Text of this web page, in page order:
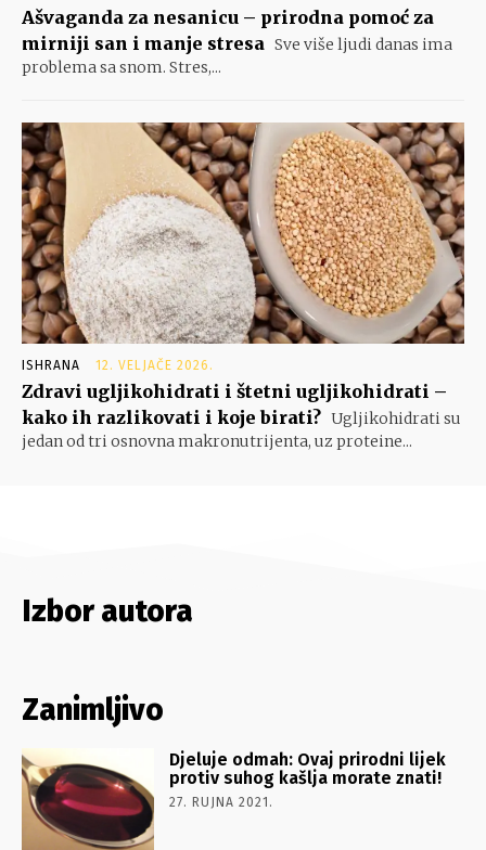
Ašvaganda za nesanicu – prirodna pomoć za
mirniji san i manje stresa Sve više ljudi danas ima
problema sa snom. Stres,...
ISHRANA 12. VELJAČE 2026.
Zdravi ugljikohidrati i štetni ugljikohidrati –
kako ih razlikovati i koje birati? Ugljikohidrati su
jedan od tri osnovna makronutrijenta, uz proteine...
Izbor autora
Zanimljivo
Djeluje odmah: Ovaj prirodni lijek
protiv suhog kašlja morate znati!
27. RUJNA 2021.